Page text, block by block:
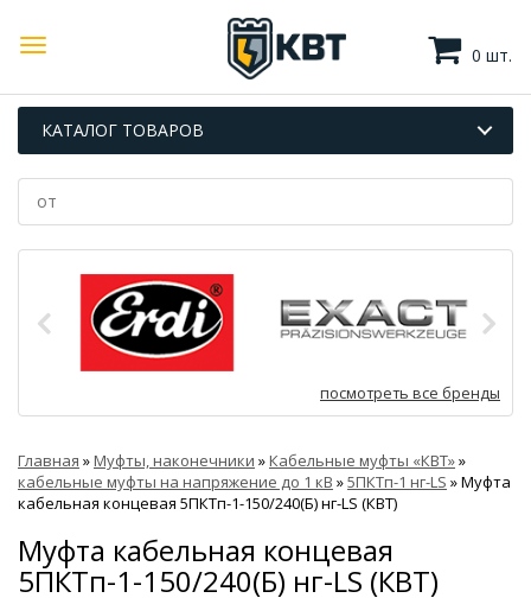
0 шт.
КАТАЛОГ ТОВАРОВ
посмотреть все бренды
Главная »Муфты, наконечники »Кабельные муфты «КВТ»»
кабельные муфты на напряжение до 1 кВ »5ПКТп-1 нг-LS »Муфта
кабельная концевая 5ПКТп-1-150/240(Б) нг-LS (КВТ)
Муфта кабельная концевая
5ПКТп-1-150/240(Б) нг-LS (КВТ)